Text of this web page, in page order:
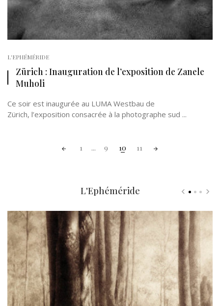
L'EPHÉMÉRIDE
Zürich : Inauguration de l’exposition de Zanele
Muholi
Ce soir est inaugurée au LUMA Westbau de
Zürich, l’exposition consacrée à la photographe sud ...
1 ... 9 10 11
L'Ephéméride